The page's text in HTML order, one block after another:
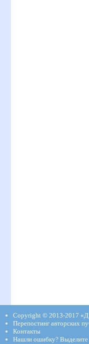
Copyright © 2013-2017
Перепостинг авторских
Контакты
Нашли ошибку?